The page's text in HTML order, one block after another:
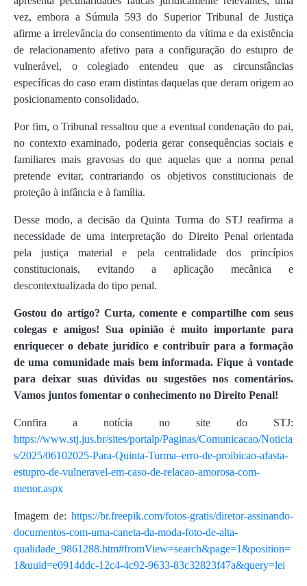
vez, embora a Súmula 593 do Superior Tribunal de Justiça
afirme a irrelevância do consentimento da vítima e da existência
de relacionamento afetivo para a configuração do estupro de
vulnerável, o colegiado entendeu que as circunstâncias
específicas do caso eram distintas daquelas que deram origem ao
posicionamento consolidado.
Por fim, o Tribunal ressaltou que a eventual condenação do pai,
no contexto examinado, poderia gerar consequências sociais e
familiares mais gravosas do que aquelas que a norma penal
pretende evitar, contrariando os objetivos constitucionais de
proteção à infância e à família.
Desse modo, a decisão da Quinta Turma do STJ reafirma a
necessidade de uma interpretação do Direito Penal orientada
pela justiça material e pela centralidade dos princípios
constitucionais, evitando a aplicação mecânica e
descontextualizada do tipo penal.
Gostou do artigo? Curta, comente e compartilhe com seus
colegas e amigos! Sua opinião é muito importante para
enriquecer o debate jurídico e contribuir para a formação
de uma comunidade mais bem informada. Fique à vontade
para deixar suas dúvidas ou sugestões nos comentários.
Vamos juntos fomentar o conhecimento no Direito Penal!
Confira a notícia no site do STJ:
https://www.stj.jus.br/sites/portalp/Paginas/Comunicacao/Noticia
s/2025/06102025-Para-Quinta-Turma–erro-de-proibicao-afasta-
estupro-de-vulneravel-em-caso-de-relacao-amorosa-com-
menor.aspx
Imagem de: https://br.freepik.com/fotos-gratis/diretor-assinando-
documentos-com-uma-caneta-da-moda-foto-de-alta-
qualidade_9861288.htm#fromView=search&page=1&position=
1&uuid=e0914ddc-12c4-4c92-9633-83c32823f47a&query=lei